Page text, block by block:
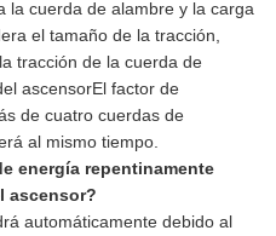
la cuerda de alambre y la carga
el tamaño de la tracción,
tracción de la cuerda de
ascensorEl factor de
de cuatro cuerdas de
al mismo tiempo.
energía repentinamente
ascensor?
automáticamente debido al